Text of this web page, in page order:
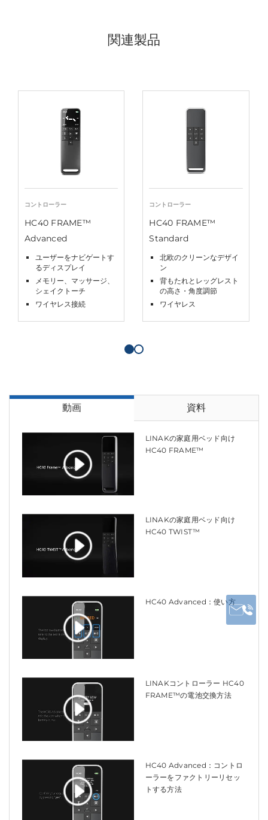
関連製品
コントローラー
HC40 FRAME™
Advanced
ユーザーをナビゲートす
るディスプレイ
メモリー、マッサージ、
シェイクトーチ
ワイヤレス接続
コントローラー
HC40 FRAME™
Standard
北欧のクリーンなデザイ
ン
背もたれとレッグレスト
の高さ・角度調節
ワイヤレス
動画 資料
LINAKの家庭用ベッド向け
HC40 FRAME™
LINAKの家庭用ベッド向け
HC40 TWIST™
HC40 Advanced：使い方
LINAKコントローラー HC40
FRAME™の電池交換方法
HC40 Advanced：コントロ
ーラーをファクトリーリセッ
トする方法